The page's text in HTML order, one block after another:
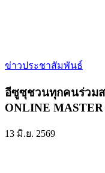
ข่าวประชาสัมพันธ์
อีซูซุชวนทุกคนร่วม
ONLINE MASTER
13 มิ.ย. 2569